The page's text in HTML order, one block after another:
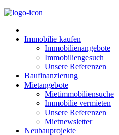
Immobilie kaufen
Immobilienangebote
Immobiliengesuch
Unsere Referenzen
Baufinanzierung
Mietangebote
Mietimmobiliensuche
Immobilie vermieten
Unsere Referenzen
Mietnewsletter
Neubauprojekte